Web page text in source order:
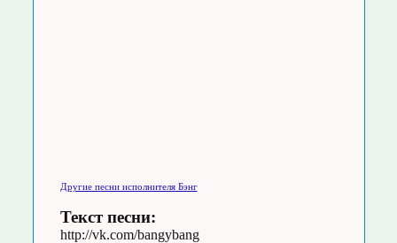
Другие песни исполнителя Бэнг
Текст песни:
http://vk.com/bangybang